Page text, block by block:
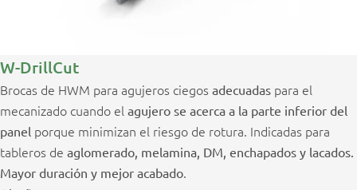
W-DrillCut
Brocas de HWM para agujeros ciegos adecuadas para el
mecanizado cuando el agujero se acerca a la parte inferior del
panel porque minimizan el riesgo de rotura. Indicadas para
tableros de aglomerado, melamina, DM, enchapados y lacados.
Mayor duración y mejor acabado.